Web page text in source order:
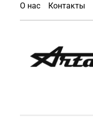
О нас Контакты